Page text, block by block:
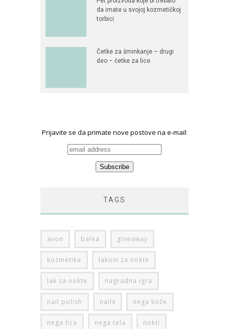
torbici
TAGS
kozmetika lakovi za nokte
lak za nokte nagradna igra
nail polish nails nega kože
nega lica nega tela nokti
puder recenzija review